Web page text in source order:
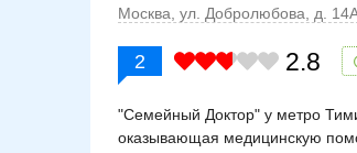
Москва, ул. Добролюбова, д.
2 2.8
"Семейный Доктор" у метро
оказывающая медицинскую